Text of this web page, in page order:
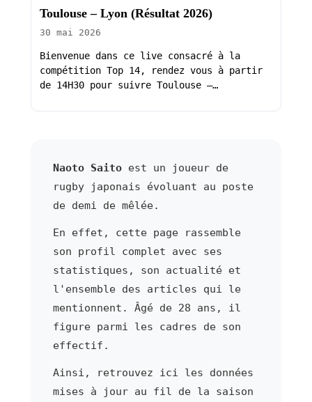
Toulouse – Lyon (Résultat 2026)
30 mai 2026
Bienvenue dans ce live consacré à la
compétition Top 14, rendez vous à partir
de 14H30 pour suivre Toulouse –…
Naoto Saitoest un joueur de
rugby japonais évoluant au poste
de demi de mêlée.
En effet, cette page rassemble
son profil complet avec ses
statistiques, son actualité et
l'ensemble des articles qui le
mentionnent. Âgé de 28 ans, il
figure parmi les cadres de son
effectif.
Ainsi, retrouvez ici les données
mises à jour au fil de la saison